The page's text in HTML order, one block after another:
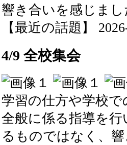
響き合いを感じまし
【最近の話題】
4/9 全校集会
学習の仕方や学校
全般に係る指導を
るものではなく、